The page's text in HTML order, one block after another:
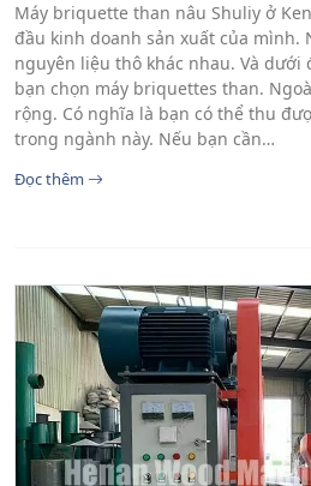
Máy briquette than nâu Shuliy ở
đầu kinh doanh sản xuất của mình.
nguyên liệu thô khác nhau. Và dưới
bạn chọn máy briquettes than.
rộng. Có nghĩa là bạn có thể thu
trong ngành này. Nếu bạn cần…
Đọc thêm